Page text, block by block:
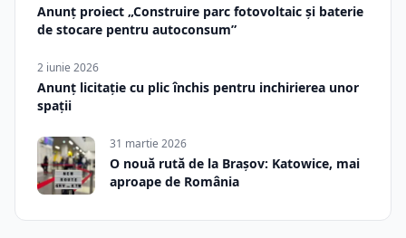
Anunț proiect „Construire parc fotovoltaic și baterie
de stocare pentru autoconsum”
2 iunie 2026
Anunț licitație cu plic închis pentru inchirierea unor
spații
31 martie 2026
O nouă rută de la Brașov: Katowice, mai
aproape de România